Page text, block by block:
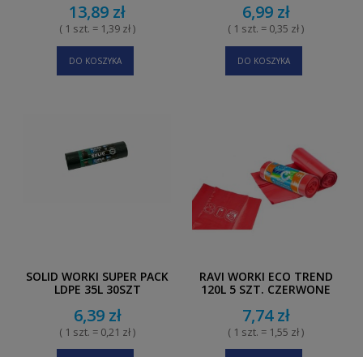
13,89 zł
( 1 szt. = 1,39 zł )
DO KOSZYKA
6,99 zł
( 1 szt. = 0,35 zł )
DO KOSZYKA
SOLID WORKI SUPER PACK
LDPE 35L 30SZT
6,39 zł
( 1 szt. = 0,21 zł )
RAVI WORKI ECO TREND
120L 5 SZT. CZERWONE
7,74 zł
( 1 szt. = 1,55 zł )